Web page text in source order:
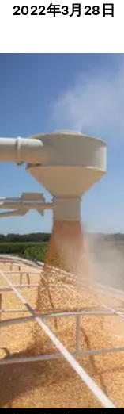
2022年3月28日